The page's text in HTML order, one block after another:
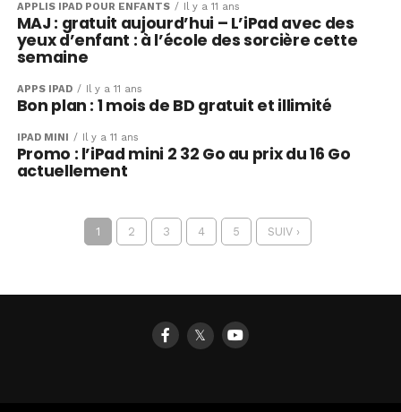
APPLIS IPAD POUR ENFANTS Il y a 11 ans
MAJ : gratuit aujourd’hui – L’iPad avec des
yeux d’enfant : à l’école des sorcière cette
semaine
APPS IPAD Il y a 11 ans
Bon plan : 1 mois de BD gratuit et illimité
IPAD MINI Il y a 11 ans
Promo : l’iPad mini 2 32 Go au prix du 16 Go
actuellement
1 2 3 4 5 SUIV ›
𝕏